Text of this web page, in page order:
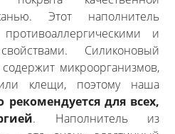
Этот наполнитель
и
Силиконовый
микроорганизмов,
клещи, поэтому наша
рекомендуется для всех,
. Наполнитель из